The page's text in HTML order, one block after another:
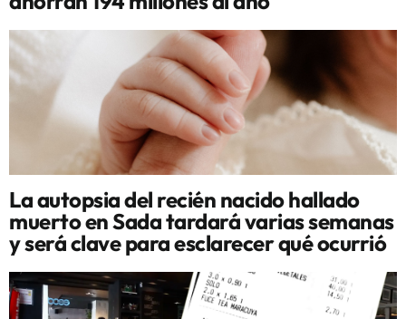
La autopsia del recién nacido hallado
muerto en Sada tardará varias semanas
y será clave para esclarecer qué ocurrió